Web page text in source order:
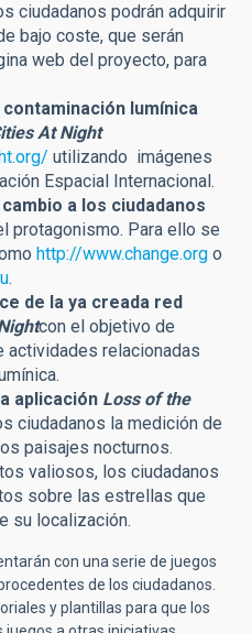
ciudadanos podrán adquirir
bajo coste, que serán
web del proyecto, para
lumínica
At Night
utilizando imágenes
Espacial Internacional.
a los ciudadanos
protagonismo. Para ello se
http://www.change.org o
.
de la ya creada red
con el objetivo de
actividades relacionadas
aplicación Loss of the
ciudadanos la medición de
paisajes nocturnos.
valiosos, los ciudadanos
sobre las estrellas que
su localización.
con una serie de juegos
de los ciudadanos.
y plantillas para que los